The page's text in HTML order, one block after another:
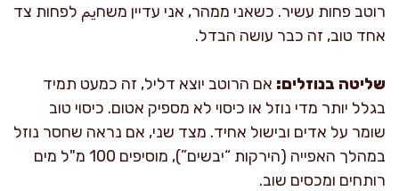
רוטב פחות עשיר. כשאני ממהר, אני עדיין משחيم לפחות צד
אחד טוב, זה כבר עושה הבדל.
שליטה בנוזלים: אם הרוטב יוצא דליל, זה כמעט תמיד
בגלל יותר מדי נוזל או כיסוי לא מספיק אטום. כיסוי טוב
שומר על אדים ובישול אחיד. מצד שני, אם נראה שחסר נוזל
במהלך האפייה (הירקות “יבשים”), מוסיפים 100 מ"ל מים
רותחים ומכסים שוב.